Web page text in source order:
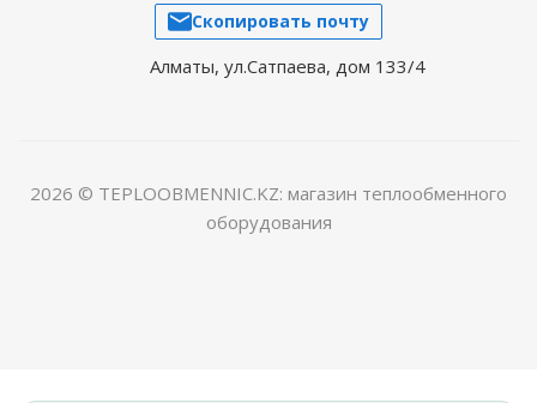
Скопировать почту
Алматы, ул.Сатпаева, дом 133/4
2026 © TEPLOOBMENNIC.KZ: магазин теплообменного
оборудования